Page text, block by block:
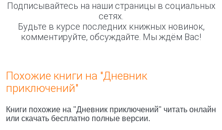
Подписывайтесь на наши страницы в социальных
сетях.
Будьте в курсе последних книжных новинок,
комментируйте, обсуждайте. Мы ждём Вас!
Похожие книги на "Дневник
приключений"
Книги похожие на "Дневник приключений" читать онлайн
или скачать бесплатно полные версии.